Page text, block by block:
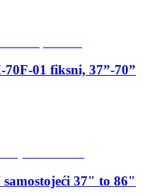
01 fiksni, 37”-70”
37" to 86"